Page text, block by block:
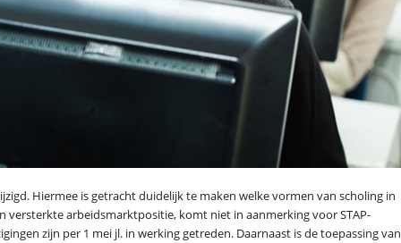
Hiermee is getracht duidelijk te maken welke vormen van scholing in
versterkte arbeidsmarktpositie, komt niet in aanmerking voor STAP-
zijn per 1 mei jl. in werking getreden. Daarnaast is de toepassing van